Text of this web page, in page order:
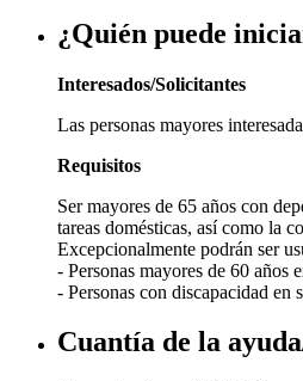
¿Quién puede
Interesados/Solicitantes
Las personas mayores
Requisitos
Ser mayores de 65 años con
tareas domésticas, así como la
Excepcionalmente podrán ser
- Personas mayores de 60 años
- Personas con discapacidad en
Cuantía de la